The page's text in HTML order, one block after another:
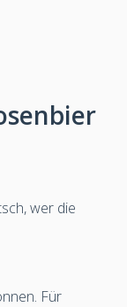
wer die
Für